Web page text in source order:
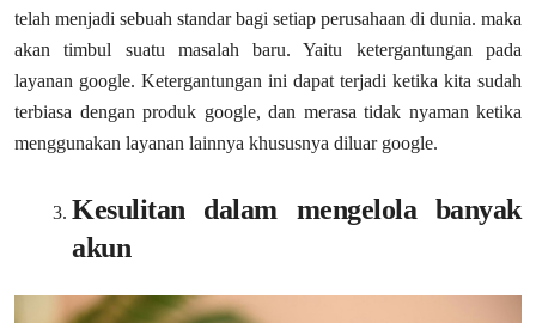
telah menjadi sebuah standar bagi setiap perusahaan di dunia. maka
akan timbul suatu masalah baru. Yaitu ketergantungan pada
layanan google. Ketergantungan ini dapat terjadi ketika kita sudah
terbiasa dengan produk google, dan merasa tidak nyaman ketika
menggunakan layanan lainnya khususnya diluar google.
Kesulitan dalam mengelola banyak
akun